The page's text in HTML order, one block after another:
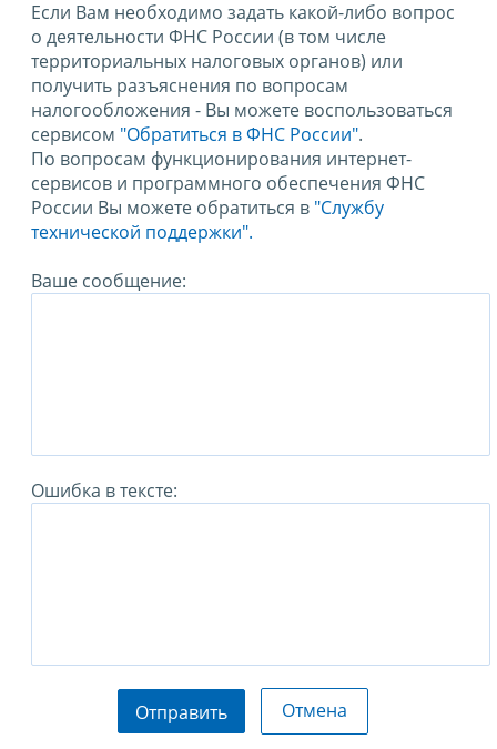
Если Вам необходимо задать какой-либо вопрос
о деятельности ФНС России (в том числе
территориальных налоговых органов) или
получить разъяснения по вопросам
налогообложения - Вы можете воспользоваться
сервисом "Обратиться в ФНС России".
По вопросам функционирования интернет-
сервисов и программного обеспечения ФНС
России Вы можете обратиться в "Службу
технической поддержки".
Ваше сообщение:
Ошибка в тексте:
Отправить Отмена